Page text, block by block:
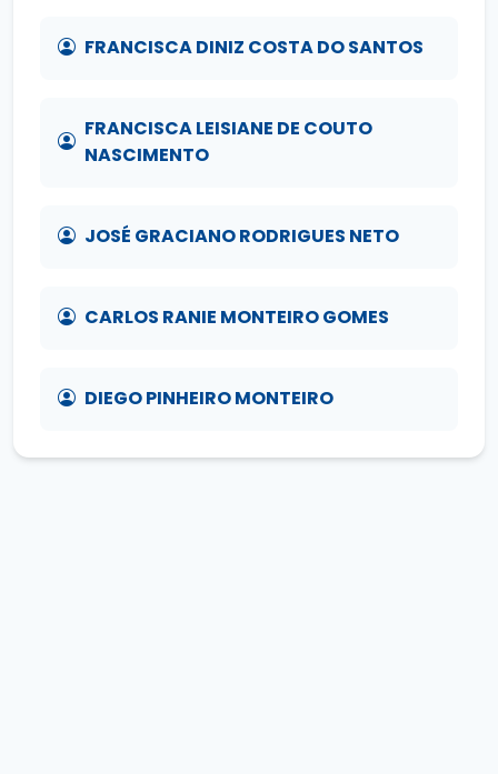
FRANCISCA DINIZ COSTA DO SANTOS
FRANCISCA LEISIANE DE COUTO
NASCIMENTO
JOSÉ GRACIANO RODRIGUES NETO
CARLOS RANIE MONTEIRO GOMES
DIEGO PINHEIRO MONTEIRO